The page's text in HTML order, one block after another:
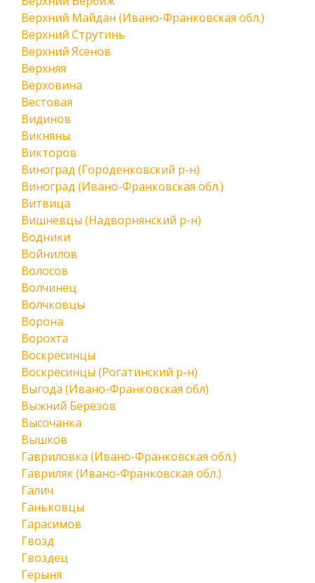
Верхний Майдан (Ивано-Франковская обл.)
Верхний Струтинь
Верхний Ясенов
Верхняя
Верховина
Вестовая
Видинов
Викняны
Викторов
Виноград (Городенковский р-н)
Виноград (Ивано-Франковская обл.)
Витвица
Вишневцы (Надворнянский р-н)
Водники
Войнилов
Волосов
Волчинец
Волчковцы
Ворона
Ворохта
Воскресинцы
Воскресинцы (Рогатинский р-н)
Выгода (Ивано-Франковская обл)
Выжний Березов
Высочанка
Вышков
Гавриловка (Ивано-Франковская обл.)
Гавриляк (Ивано-Франковская обл.)
Галич
Ганьковцы
Гарасимов
Гвозд
Гвоздец
Герыня